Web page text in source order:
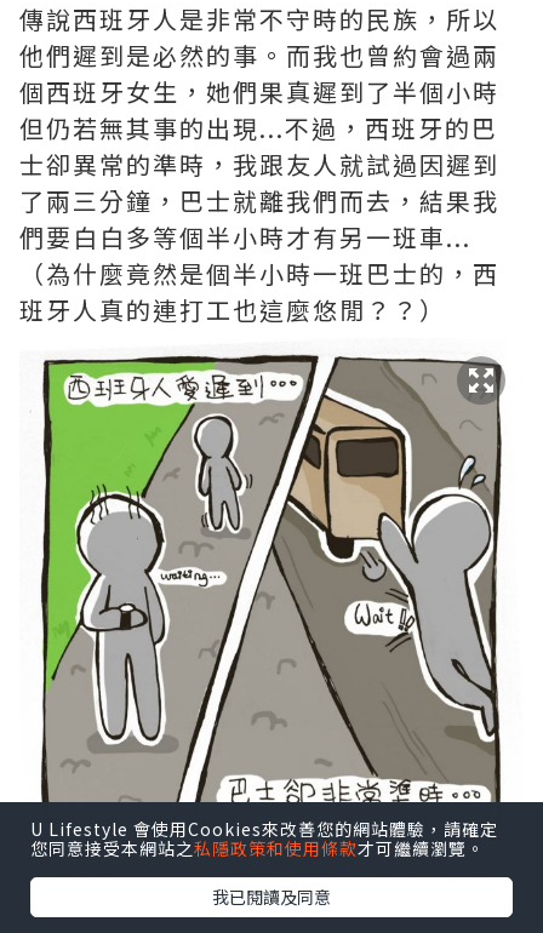
傳說西班牙人是非常不守時的民族，所以
他們遲到是必然的事。而我也曾約會過兩
個西班牙女生，她們果真遲到了半個小時
但仍若無其事的出現...不過，西班牙的巴
士卻異常的準時，我跟友人就試過因遲到
了兩三分鐘，巴士就離我們而去，結果我
們要白白多等個半小時才有另一班車...
（為什麼竟然是個半小時一班巴士的，西
班牙人真的連打工也這麼悠閒？？）
https://www.facebook.com/remyrabb
it
U Lifestyle 會使用Cookies來改善您的網站體驗，請確定
您同意接受本網站之私隱政策和使用條款才可繼續瀏覽。
我已閱讀及同意